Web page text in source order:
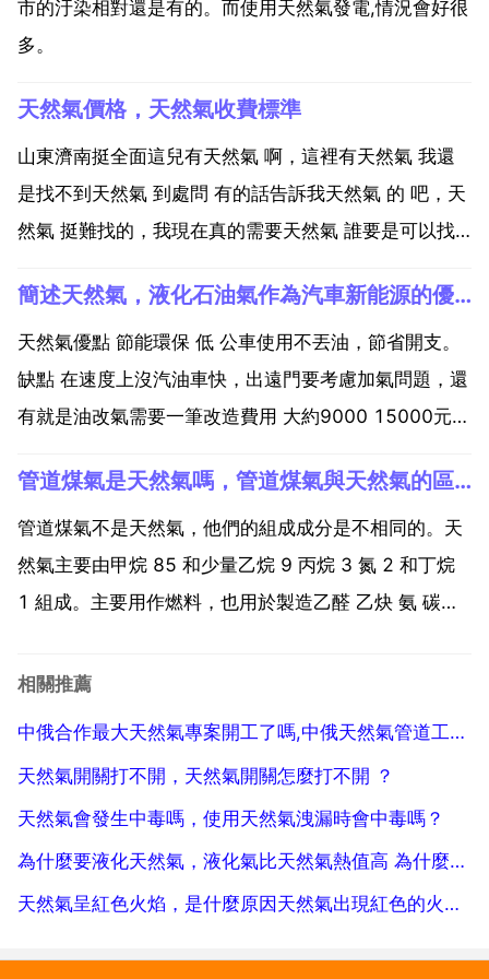
市的汙染相對還是有的。而使用天然氣發電,情況會好很
多。
天然氣價格，天然氣收費標準
山東濟南挺全面這兒有天然氣 啊，這裡有天然氣 我還
是找不到天然氣 到處問 有的話告訴我天然氣 的 吧，天
然氣 挺難找的，我現在真的需要天然氣 誰要是可以找
天然氣 挺不容易的啊，這兒有天然氣 啊，這裡有天然
氣 我還是找不到天然氣 到處問 有的話告訴我...
簡述天然氣，液化石油氣作為汽車新能源的優缺點，並做一展望
天然氣優點 節能環保 低 公車使用不丟油，節省開支。
缺點 在速度上沒汽油車快，出遠門要考慮加氣問題，還
有就是油改氣需要一筆改造費用 大約9000 15000元，
清潔能源，但優點沒有天然氣明顯還有異味，容易丟氣
可以倒到鋼瓶裡回家用 不推薦使用 天然氣...
管道煤氣是天然氣嗎，管道煤氣與天然氣的區別
管道煤氣不是天然氣，他們的組成成分是不相同的。天
然氣主要由甲烷 85 和少量乙烷 9 丙烷 3 氮 2 和丁烷
1 組成。主要用作燃料，也用於製造乙醛 乙炔 氨 碳黑
等化學物的原料。而煤氣是由水蒸氣通過熾熱的焦炭而
相關推薦
中俄合作最大天然氣專案開工了嗎,中俄天然氣管道工程什麼時候開工
天然氣開關打不開，天然氣開關怎麼打不開 ？
天然氣會發生中毒嗎，使用天然氣洩漏時會中毒嗎？
為什麼要液化天然氣，液化氣比天然氣熱值高 為什麼還要用天然氣
天然氣呈紅色火焰，是什麼原因天然氣出現紅色的火焰是什麼原因？